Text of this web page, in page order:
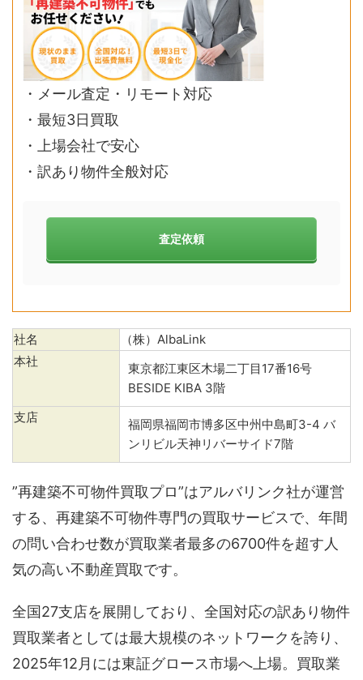
・メール査定・リモート対応
・最短3日買取
・上場会社で安心
・訳あり物件全般対応
査定依頼
社名
（株）AlbaLink
本社
東京都江東区木場二丁目17番16号
BESIDE KIBA 3階
支店
福岡県福岡市博多区中州中島町3-4 バ
ンリビル天神リバーサイド7階
”再建築不可物件買取プロ”はアルバリンク社が運営
する、再建築不可物件専門の買取サービスで、年間
の問い合わせ数が買取業者最多の6700件を超す人
気の高い不動産買取です。
全国27支店を展開しており、全国対応の訳あり物件
買取業者としては最大規模のネットワークを誇り、
2025年12月には東証グロース市場へ上場。買取業